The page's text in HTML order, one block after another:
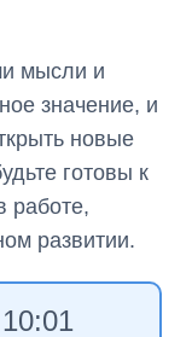
мысли и
значение, и
новые
готовы к
работе,
развитии.